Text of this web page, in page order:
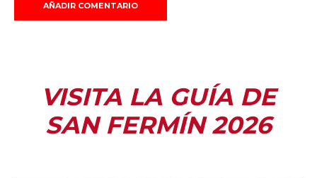
VISITA LA GUÍA DE
SAN FERMÍN 2026